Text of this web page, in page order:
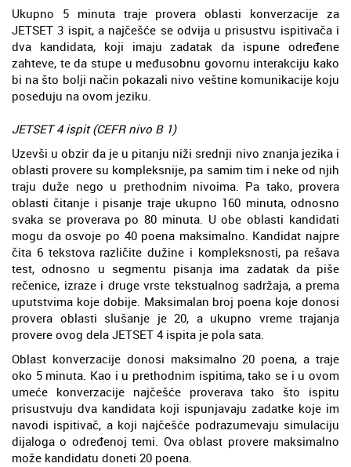
Ukupno 5 minuta traje provera oblasti konverzacije za
JETSET 3 ispit, a najčešće se odvija u prisustvu ispitivača i
dva kandidata, koji imaju zadatak da ispune određene
zahteve, te da stupe u međusobnu govornu interakciju kako
bi na što bolji način pokazali nivo veštine komunikacije koju
poseduju na ovom jeziku.
JETSET 4 ispit (CEFR nivo B 1)
Uzevši u obzir da je u pitanju niži srednji nivo znanja jezika i
oblasti provere su kompleksnije, pa samim tim i neke od njih
traju duže nego u prethodnim nivoima. Pa tako, provera
oblasti čitanje i pisanje traje ukupno 160 minuta, odnosno
svaka se proverava po 80 minuta. U obe oblasti kandidati
mogu da osvoje po 40 poena maksimalno. Kandidat najpre
čita 6 tekstova različite dužine i kompleksnosti, pa rešava
test, odnosno u segmentu pisanja ima zadatak da piše
rečenice, izraze i druge vrste tekstualnog sadržaja, a prema
uputstvima koje dobije. Maksimalan broj poena koje donosi
provera oblasti slušanje je 20, a ukupno vreme trajanja
provere ovog dela JETSET 4 ispita je pola sata.
Oblast konverzacije donosi maksimalno 20 poena, a traje
oko 5 minuta. Kao i u prethodnim ispitima, tako se i u ovom
umeće konverzacije najčešće proverava tako što ispitu
prisustvuju dva kandidata koji ispunjavaju zadatke koje im
navodi ispitivač, a koji najčešće podrazumevaju simulaciju
dijaloga o određenoj temi. Ova oblast provere maksimalno
može kandidatu doneti 20 poena.